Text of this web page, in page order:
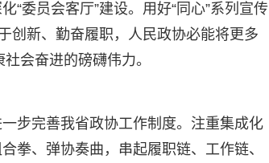
委员会客厅”建设。用好“同心”系列宣传
创新、勤奋履职，人民政协必能将更多
会奋进的磅礴伟力。
步完善我省政协工作制度。注重集成化
拳、弹协奏曲，串起履职链、工作链、